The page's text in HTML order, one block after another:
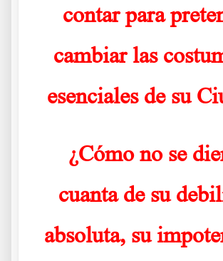
contar para
cambiar las
esenciales de su
¿Cómo no se
cuanta de su
absoluta, su